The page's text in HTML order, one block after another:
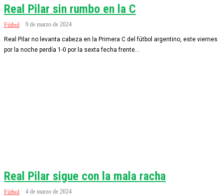
Real Pilar sin rumbo en la C
Fútbol 9 de marzo de 2024
Real Pilar no levanta cabeza en la Primera C del fútbol argentino, este viernes
por la noche perdía 1-0 por la sexta fecha frente...
Real Pilar sigue con la mala racha
Fútbol 4 de marzo de 2024